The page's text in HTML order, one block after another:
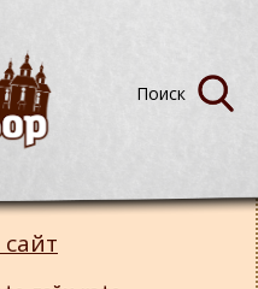
сайт